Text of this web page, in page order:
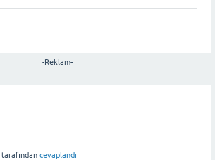
-Reklam-
tarafından cevaplandı